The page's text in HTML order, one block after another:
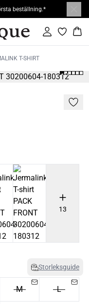
beställning.*
Logga in
T-SHIRT
13
Storleksguide
M L